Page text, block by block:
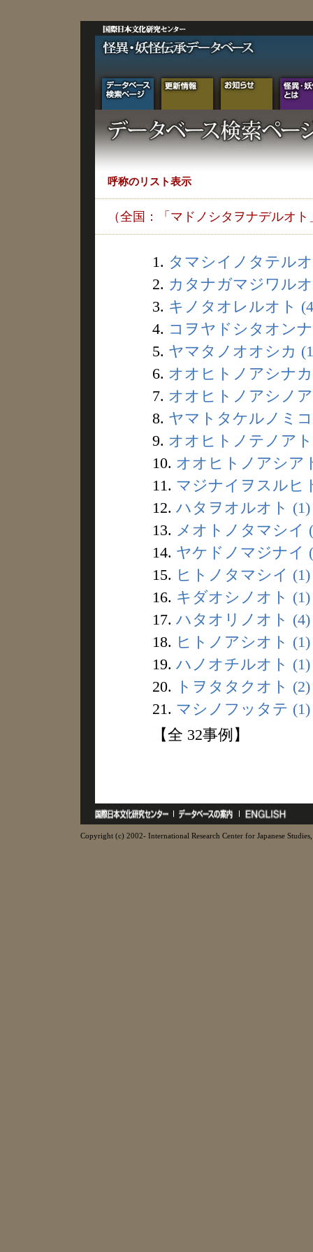
呼称のリスト表示
（全国：「マドノシタヲナデルオ
1. タマシイノタテル
2. カタナガマジワル
3. キノタオレルオト
4. コヲヤドシタオン
5. ヤマタノオオシカ
6. オオヒトノアシナ
7. オオヒトノアシノ
8. ヤマトタケルノミ
9. オオヒトノテノア
10. オオヒトノアシア
11. マジナイヲスルヒ
12. ハタヲオルオト (1)
13. メオトノタマシイ
14. ヤケドノマジナイ
15. ヒトノタマシイ (1)
16. キダオシノオト (1)
17. ハタオリノオト (4)
18. ヒトノアシオト (1)
19. ハノオチルオト (1)
20.
トヲタタクオト (2)
21. マシノフッタテ (1)
【全 32事例】
Copyright (c) 2002- International Research Center for Japanese